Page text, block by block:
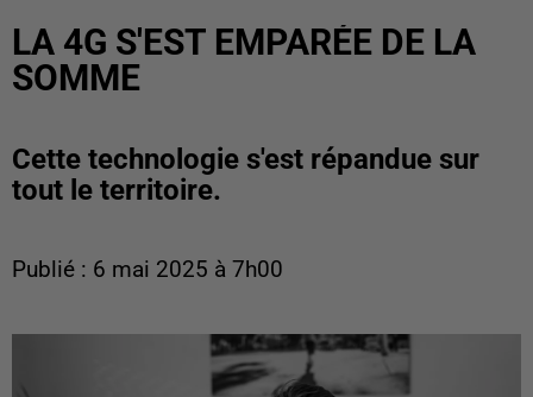
LA 4G S'EST EMPARÉE DE LA
SOMME
Cette technologie s'est répandue sur
tout le territoire.
Publié : 6 mai 2025 à 7h00